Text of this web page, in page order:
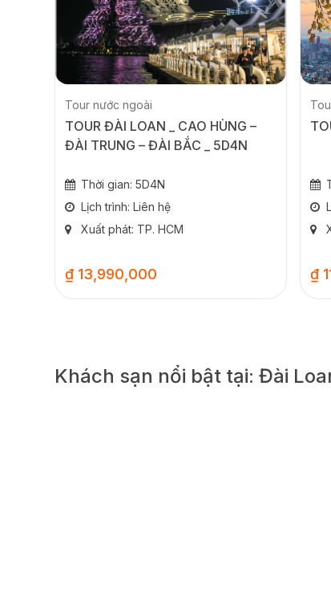
Tour nước ngoài
TOUR ĐÀI LOAN _ CAO HÙNG –
ĐÀI TRUNG – ĐÀI BẮC _ 5D4N
Thời gian: 5D4N
Lịch trình: Liên hệ
Xuất phát: TP. HCM
₫ 13,990,000 ₫
Khách sạn nổi bật tại: Đài